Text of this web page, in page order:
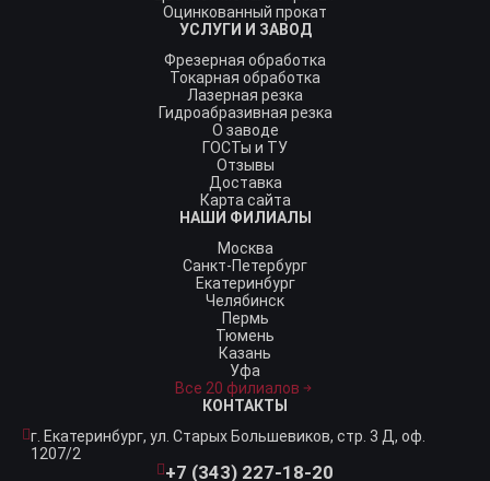
Оцинкованный прокат
УСЛУГИ И ЗАВОД
Фрезерная обработка
Токарная обработка
Лазерная резка
Гидроабразивная резка
О заводе
ГОСТы и ТУ
Отзывы
Доставка
Карта сайта
НАШИ ФИЛИАЛЫ
Москва
Санкт-Петербург
Екатеринбург
Челябинск
Пермь
Тюмень
Казань
Уфа
Все 20 филиалов
КОНТАКТЫ
г. Екатеринбург, ул. Старых Большевиков, стр. 3 Д, оф.
1207/2
+7 (343) 227-18-20